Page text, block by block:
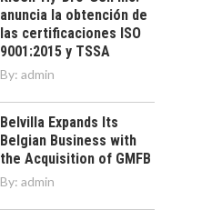
anuncia la obtención de
las certificaciones ISO
9001:2015 y TSSA
By: admin
Belvilla Expands Its
Belgian Business with
the Acquisition of GMFB
By: admin